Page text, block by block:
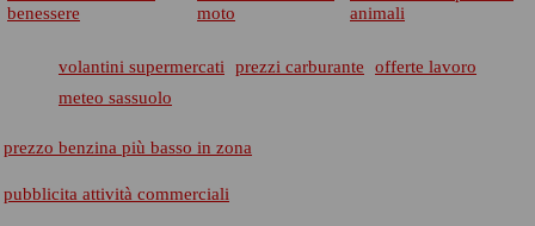
benessere
moto
animali
volantini supermercati prezzi carburante
offerte lavoro
meteo sassuolo
prezzo benzina più basso in zona
pubblicita attività commerciali